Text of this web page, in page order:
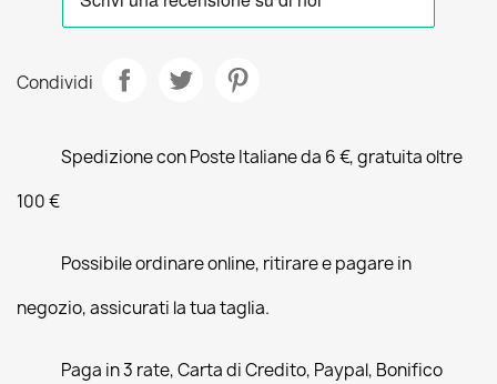
Condividi
Spedizione con Poste Italiane da 6 €, gratuita oltre
100 €
Possibile ordinare online, ritirare e pagare in
negozio, assicurati la tua taglia.
Paga in 3 rate, Carta di Credito, Paypal, Bonifico